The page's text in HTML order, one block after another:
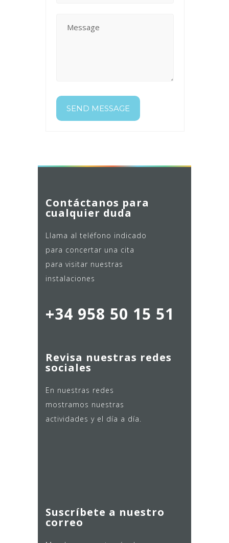
Contáctanos para
cualquier duda
Llama al teléfono indicado
para concertar una cita
para visitar nuestras
instalaciones
+34 958 50 15 51
Revisa nuestras redes
sociales
En nuestras redes
mostramos nuestras
actividades y el día a día.
Suscríbete a nuestro
correo